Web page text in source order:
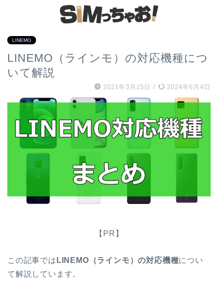
LINEMO
LINEMO（ラインモ）の対応機種につ
いて解説
2021年3月15日 / 2024年6月4日
【PR】
この記事では LINEMO（ラインモ）の対応機種につい
て解説しています。